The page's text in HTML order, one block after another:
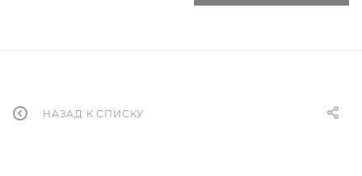
НАЗАД К СПИСКУ